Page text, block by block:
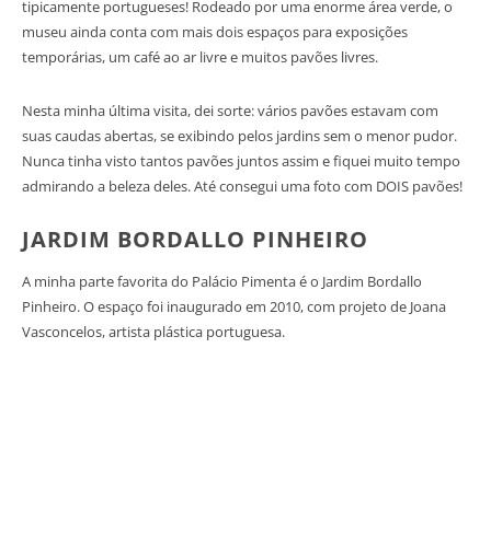
tipicamente portugueses! Rodeado por uma enorme área verde, o
museu ainda conta com mais dois espaços para exposições
temporárias, um café ao ar livre e muitos pavões livres.
Nesta minha última visita, dei sorte: vários pavões estavam com
suas caudas abertas, se exibindo pelos jardins sem o menor pudor.
Nunca tinha visto tantos pavões juntos assim e fiquei muito tempo
admirando a beleza deles. Até consegui uma foto com DOIS pavões!
JARDIM BORDALLO PINHEIRO
A minha parte favorita do Palácio Pimenta é o Jardim Bordallo
Pinheiro. O espaço foi inaugurado em 2010, com projeto de Joana
Vasconcelos, artista plástica portuguesa.